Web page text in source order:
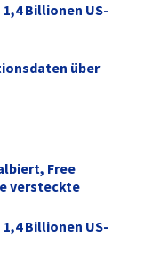
Billionen US-
über
Free
versteckte
Billionen US-